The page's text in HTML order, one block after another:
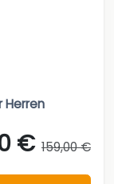
Herren
€ 159,00 €